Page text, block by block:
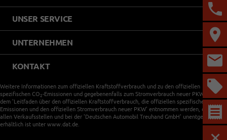
UNSER SERVICE
UNTERNEHMEN
KONTAKT
Weitere Informationen zum offiziellen Kraftstoffverbrauch und zu den offiziellen
spezifischen CO 2-Emissionen und gegebenenfalls zum Stromverbrauch neuer PKW können
dem 'Leitfaden über den offiziellen Kraftstoffverbrauch, die offiziellen spezifischen CO -
Emissionen und den offiziellen Stromverbrauch neuer PKW' entnommen werden, der an
allen Verkaufsstellen und bei der 'Deutschen Automobil Treuhand GmbH' unentgeltlich
erhältlich ist unter www.dat.de.